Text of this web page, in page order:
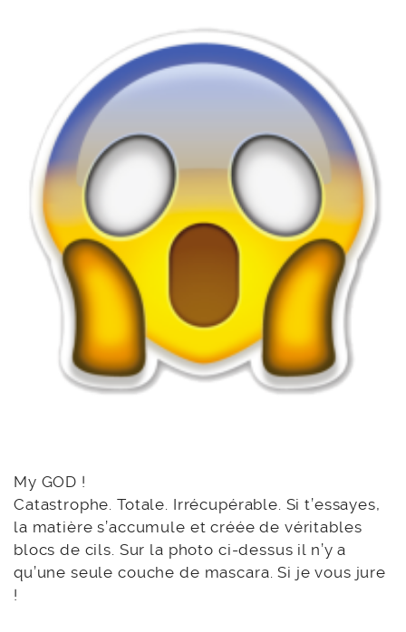
My GOD !
Catastrophe. Totale. Irrécupérable. Si t’essayes,
la matière s’accumule et créée de véritables
blocs de cils. Sur la photo ci-dessus il n’y a
qu’une seule couche de mascara. Si je vous jure
!